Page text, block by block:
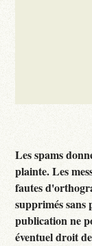
Les spams
plainte. Les
fautes
supprimés
publication ne
éventuel droit